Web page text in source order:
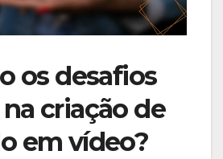
os desafios
criação de
em vídeo?